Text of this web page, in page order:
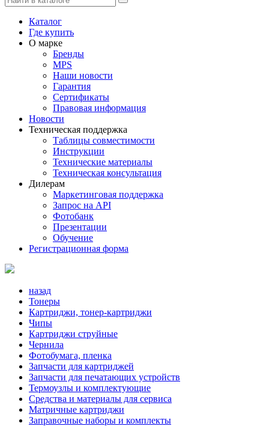
Каталог
Где купить
О марке
Бренды
MPS
Наши новости
Гарантия
Сертификаты
Правовая информация
Новости
Техническая поддержка
Таблицы совместимости
Инструкции
Технические материалы
Техническая консультация
Дилерам
Маркетинговая поддержка
Запрос на API
Фотобанк
Презентации
Обучение
Регистрационная форма
назад
Тонеры
Картриджи, тонер-картриджи
Чипы
Картриджи струйные
Чернила
Фотобумага, пленка
Запчасти для картриджей
Запчасти для печатающих устройств
Термоузлы и комплектующие
Средства и материалы для сервиса
Матричные картриджи
Заправочные наборы и комплекты